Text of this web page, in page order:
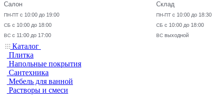
Салон
ПН-ПТ с 10:00 до 19:00
СБ с 10:00 до 18:00
ВС с 11:00 до 17:00
Склад
ПН-ПТ с 10:00 до 18:30
СБ с 10:00 до 18:00
ВС выходной
Каталог
Плитка
Напольные покрытия
Сантехника
Мебель для ванной
Растворы и смеси